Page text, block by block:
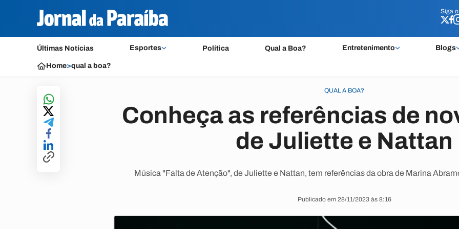
Siga o
Últimas Notícias Esportes Política Qual a Boa? Entretenimento Blogs
Siga o
Home>qual a boa?
QUAL A BOA?
Conheça as referências de
de Juliette e Nattan
Música "Falta de Atenção", de Juliette e Nattan, tem referências da obra de Marina
Publicado em 28/11/2023 às 8:16